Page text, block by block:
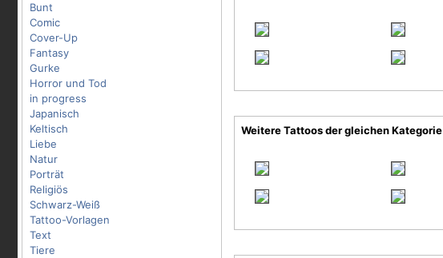
Bunt
Comic
Cover-Up
Fantasy
Gurke
Horror und Tod
in progress
Japanisch
Keltisch
Liebe
Natur
Porträt
Religiös
Schwarz-Weiß
Tattoo-Vorlagen
Text
Tiere
Weitere Tattoos der gleichen Kategorie